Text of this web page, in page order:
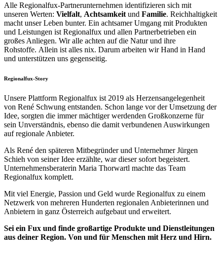
Alle Regionalfux-Partnerunternehmen identifizieren sich mit
unseren Werten: Vielfalt, Achtsamkeit und Familie. Reichhaltigkeit
macht unser Leben bunter. Ein achtsamer Umgang mit Produkten
und Leistungen ist Regionalfux und allen Partnerbetrieben ein
großes Anliegen. Wir alle achten auf die Natur und ihre
Rohstoffe. Allein ist alles nix. Darum arbeiten wir Hand in Hand
und unterstützen uns gegenseitig.
Regionalfux-Story
Unsere Plattform Regionalfux ist 2019 als Herzensangelegenheit
von René Schwung entstanden. Schon lange vor der Umsetzung der
Idee, sorgten die immer mächtiger werdenden Großkonzerne für
sein Unverständnis, ebenso die damit verbundenen Auswirkungen
auf regionale Anbieter.
Als René den späteren Mitbegründer und Unternehmer Jürgen
Schieh von seiner Idee erzählte, war dieser sofort begeistert.
Unternehmensberaterin Maria Thorwartl machte das Team
Regionalfux komplett.
Mit viel Energie, Passion und Geld wurde Regionalfux zu einem
Netzwerk von mehreren Hunderten regionalen Anbieterinnen und
Anbietern in ganz Österreich aufgebaut und erweitert.
Sei ein Fux und finde großartige Produkte und Dienstleitungen
aus deiner Region. Von und für Menschen mit Herz und Hirn.